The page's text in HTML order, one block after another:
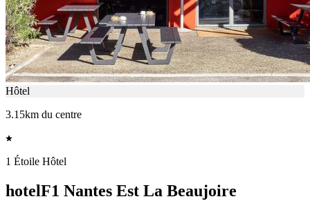
Hôtel
3.15km du centre
1 Étoile Hôtel
hotelF1 Nantes Est La Beaujoire